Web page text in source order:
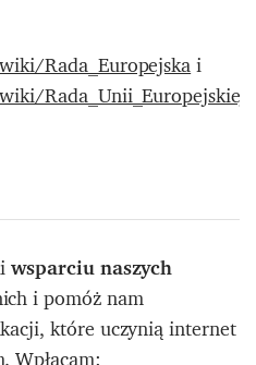
Rada_Europejskai
Rada_Unii_Europejskiej
wsparciu naszych
i pomóż nam
które uczynią internet